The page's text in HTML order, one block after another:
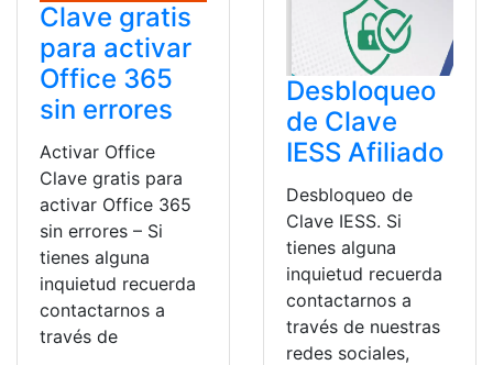
Clave gratis
para activar
Office 365
sin errores
Activar Office
Clave gratis para
activar Office 365
sin errores – Si
tienes alguna
inquietud recuerda
contactarnos a
través de
Desbloqueo
de Clave
IESS Afiliado
Desbloqueo de
Clave IESS. Si
tienes alguna
inquietud recuerda
contactarnos a
través de nuestras
redes sociales,